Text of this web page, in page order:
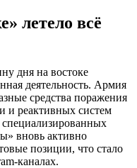
летело всё
дня на востоке
деятельность. Армия
средства поражения
и реактивных систем
специализированных
вновь активно
позиции, что стало
каналах.